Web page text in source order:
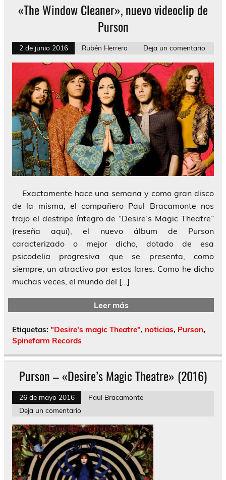
«The Window Cleaner», nuevo videoclip de
Purson
2 de junio 2016 Rubén Herrera Deja un comentario
Exactamente hace una semana y como gran disco
de la misma, el compañero Paul Bracamonte nos
trajo el destripe íntegro de “Desire’s Magic Theatre”
(reseña aquí), el nuevo álbum de Purson
caracterizado o mejor dicho, dotado de esa
psicodelia progresiva que se presenta, como
siempre, un atractivo por estos lares. Como he dicho
muchas veces, el mundo del […]
Leer más
Etiquetas: "Desire's magic Theatre", noticias, Purson,
Spinefarm Records
Purson – «Desire’s Magic Theatre» (2016)
26 de mayo 2016
Paul Bracamonte
Deja un comentario